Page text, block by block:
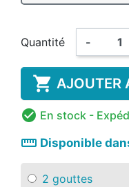
Quantité -
 AJOUTER
 En stock -
straighten Disponible
2 gouttes